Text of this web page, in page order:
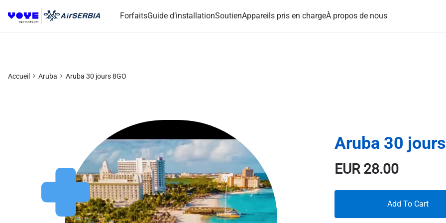
ForfaitsGuide d’installationSoutienAppareils pris en chargeÀ propos de nous
Accueil Aruba Aruba 30 jours 8GO
Aruba 30
EUR28.00
Add To Cart